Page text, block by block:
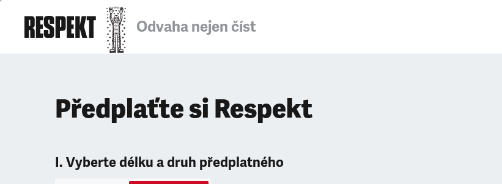
Odvaha nejen číst
Předplaťte si Respekt
I. Vyberte délku a druh předplatného